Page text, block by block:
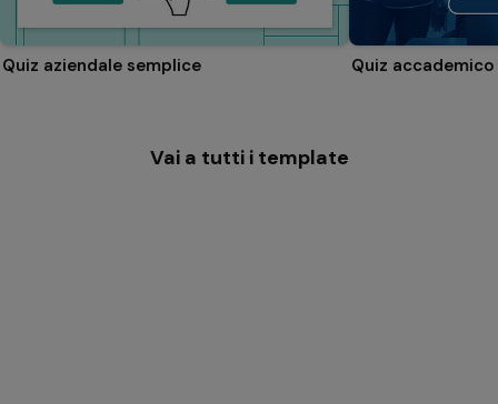
Quiz aziendale semplice Quiz accademico
Vai a tutti i template